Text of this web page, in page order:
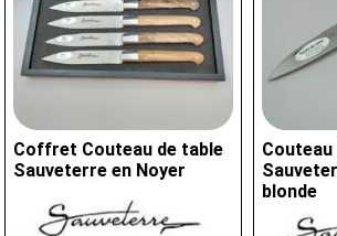
Coffret Couteau de table
Sauveterre en Noyer
Couteau
blonde